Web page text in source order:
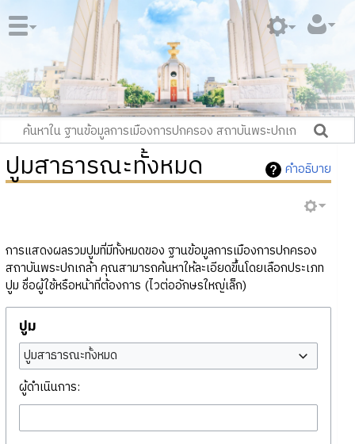
คำอธิบาย
ปูมสาธารณะทั้งหมด
การแสดงผลรวมปูมที่มีทั้งหมดของ ฐานข้อมูลการเมืองการปกครอง
สถาบันพระปกเกล้า คุณสามารถค้นหาให้ละเอียดขึ้นโดยเลือกประเภท
ปูม ชื่อผู้ใช้หรือหน้าที่ต้องการ (ไวต่ออักษรใหญ่เล็ก)
ปูม
ปูมสาธารณะทั้งหมด
ผู้ดำเนินการ: